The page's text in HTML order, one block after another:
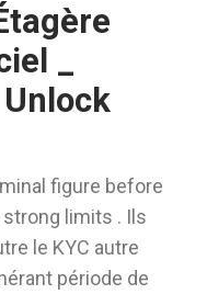
_
figure before
limits . Ils
le KYC autre
période de